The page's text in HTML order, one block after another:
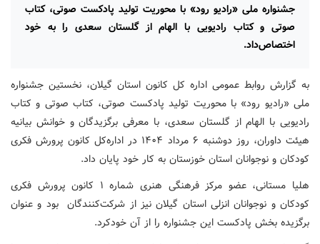
جشنواره ملی «رادیو رود» با محوریت تولید پادکست صوتی، کتاب
صوتی و کتاب رادیویی با الهام از گلستان سعدی را به خود
اختصاص‌داد.
به گزارش روابط عمومی اداره کل کانون استان گیلان، نخستین جشنواره
ملی «رادیو رود» با محوریت تولید پادکست صوتی، کتاب صوتی و کتاب
رادیویی با الهام از گلستان سعدی، با معرفی برگزیدگان و خوانش بیانیه
هیئت داوران، روز دوشنبه ۶ مرداد ۱۴۰۴ در اداره‌کل کانون پرورش فکری
کودکان و نوجوانان استان خوزستان به کار خود پایان داد.
هلیا مستانی، عضو مرکز فرهنگی هنری شماره ۱ کانون پرورش فکری
کودکان و نوجوانان انزلی استان گیلان نیز از شرکت‌کنندگان بود و عنوان
برگزیده بخش پادکست این جشنواره را از آن خودکرد.